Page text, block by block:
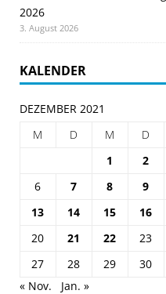
2026
3. August 2026
KALENDER
DEZEMBER 2021
M
D M D
1
2
6
7 8 9
13
14 15 16
20
21 22 23
27
28 29 30
« Nov.
Jan. »